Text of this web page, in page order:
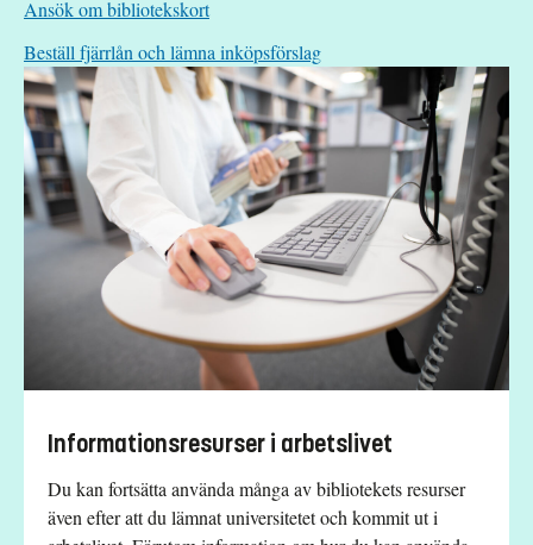
Ansök om bibliotekskort
Beställ fjärrlån och lämna inköpsförslag
Informationsresurser i arbetslivet
Du kan fortsätta använda många av bibliotekets resurser
även efter att du lämnat universitetet och kommit ut i